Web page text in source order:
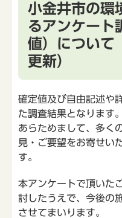
小金井市の環
るアンケート
値）について
更新）
確定値及び自由記述や
た調査結果となります。
あらためまして、多く
見・ご要望をお寄せい
す。
本アンケートで頂いた
討したうえで、今後の
させてまいります。